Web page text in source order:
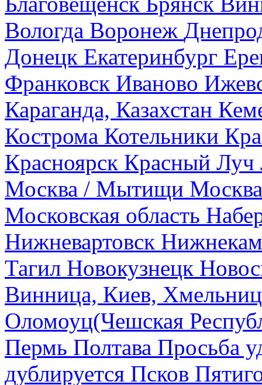
Вологда Воронеж
Донецк Екатеринбург
Франковск Иваново
Караганда, Казахстан
Кострома Котельники
Красноярск Красный Луч
Москва / Мытищи
Московская область
Нижневартовск
Тагил Новокузнецк
Винница, Киев,
Оломоуц(Чешская
Пермь Полтава Просьба
дублируется Псков